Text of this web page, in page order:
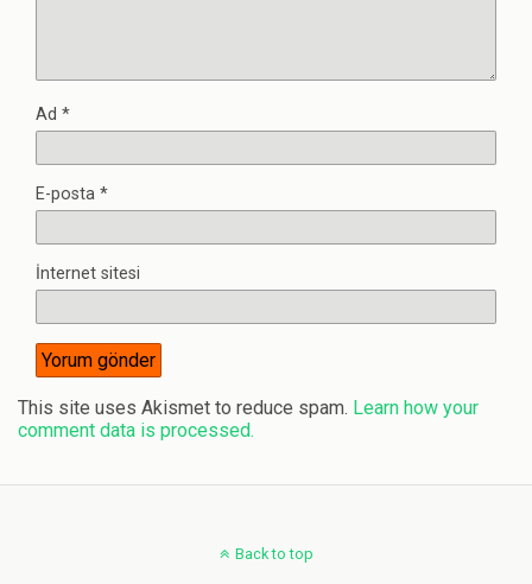
Ad *
E-posta *
İnternet sitesi
This site uses Akismet to reduce spam. Learn how your
comment data is processed.
Back to top